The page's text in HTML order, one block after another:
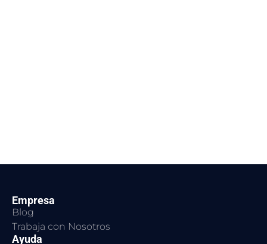
Empresa
Blog
Trabaja con Nosotros
Ayuda